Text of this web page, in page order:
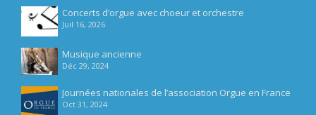
Concerts d’orgue avec choeur et orchestre
Juil 16, 2026
Musique ancienne
Déc 29, 2024
Journées nationales de l’association Orgue en France
Oct 31, 2024